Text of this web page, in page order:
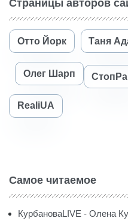
Страницы авторов
Отто Йорк Таня
Олег Шарп
RealiUA
Самое читаемое
КурбановаLIVE - Олена